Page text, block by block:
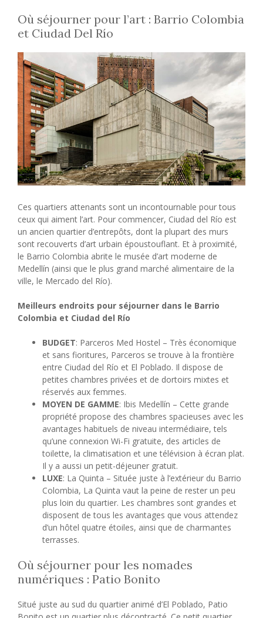
Où séjourner pour l’art : Barrio Colombia
et Ciudad Del Río
Ces quartiers attenants sont un incontournable pour tous
ceux qui aiment l’art. Pour commencer, Ciudad del Río est
un ancien quartier d’entrepôts, dont la plupart des murs
sont recouverts d’art urbain époustouflant. Et à proximité,
le Barrio Colombia abrite le musée d’art moderne de
Medellín (ainsi que le plus grand marché alimentaire de la
ville, le Mercado del Río).
Meilleurs endroits pour séjourner dans le Barrio
Colombia et Ciudad del Río
BUDGET: Parceros Med Hostel – Très économique
et sans fioritures, Parceros se trouve à la frontière
entre Ciudad del Río et El Poblado. Il dispose de
petites chambres privées et de dortoirs mixtes et
réservés aux femmes.
MOYEN DE GAMME: Ibis Medellín – Cette grande
propriété propose des chambres spacieuses avec les
avantages habituels de niveau intermédiaire, tels
qu’une connexion Wi-Fi gratuite, des articles de
toilette, la climatisation et une télévision à écran plat.
Il y a aussi un petit-déjeuner gratuit.
LUXE: La Quinta – Située juste à l’extérieur du Barrio
Colombia, La Quinta vaut la peine de rester un peu
plus loin du quartier. Les chambres sont grandes et
disposent de tous les avantages que vous attendez
d’un hôtel quatre étoiles, ainsi que de charmantes
terrasses.
Où séjourner pour les nomades
numériques : Patio Bonito
Situé juste au sud du quartier animé d’El Poblado, Patio